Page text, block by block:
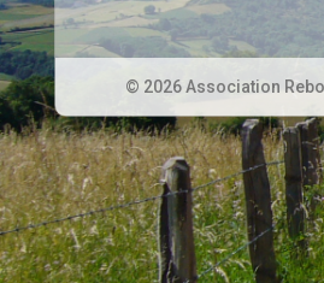
© 2026 Association